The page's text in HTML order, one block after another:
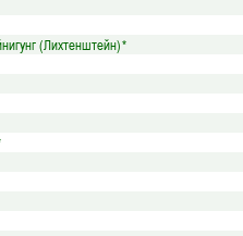
(Лихтенштейн)*